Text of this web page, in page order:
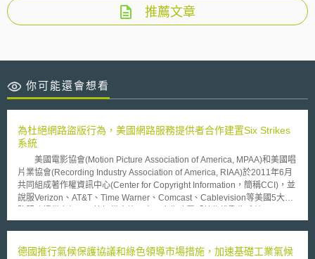
推薦文章
你可能還會想看
為杜絕網路盜版行為，美國網路服務提供者合作建置Six Strikes
系統
美國電影協會(Motion Picture Association of America, MPAA)和美國唱
片業協會(Recording Industry Association of America, RIAA)於2011年6月
共同組成著作權資訊中心(Center for Copyright Information，簡稱CCI)，並
說服Verizon、AT&T、Time Warner、Comcast、Cablevision等美國5大網
(Copyright Alert System，簡稱CAS)」，又謂「Six Strike系統」，該網站
2013年正式運作。 所謂「Six Strikes」，係指網路服務提供者發現有
德國推行氣候保護協議和綠色領導市場措施，加速基礎工業氣候